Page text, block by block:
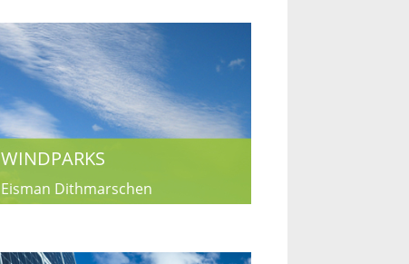
WINDPARKS
Eisman Dithmarschen